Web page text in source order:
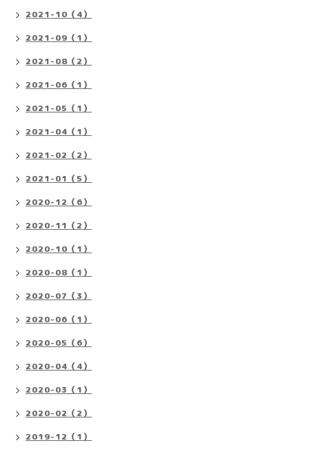
2021-10（4）
2021-09（1）
2021-08（2）
2021-06（1）
2021-05（1）
2021-04（1）
2021-02（2）
2021-01（5）
2020-12（6）
2020-11（2）
2020-10（1）
2020-08（1）
2020-07（3）
2020-06（1）
2020-05（6）
2020-04（4）
2020-03（1）
2020-02（2）
2019-12（1）